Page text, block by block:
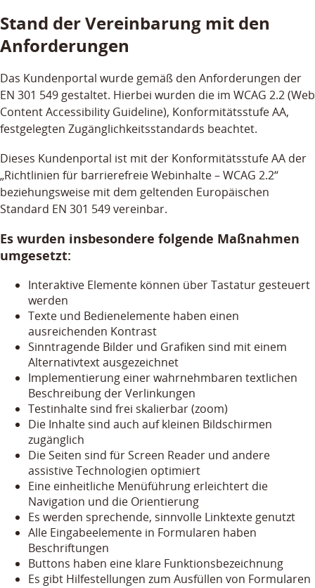
Stand der Vereinbarung mit den
Anforderungen
Das Kundenportal wurde gemäß den Anforderungen der
EN 301 549 gestaltet. Hierbei wurden die im WCAG 2.2 (Web
Content Accessibility Guideline), Konformitätsstufe AA,
festgelegten Zugänglichkeitsstandards beachtet.
Dieses Kundenportal ist mit der Konformitätsstufe AA der
„Richtlinien für barrierefreie Webinhalte – WCAG 2.2“
beziehungsweise mit dem geltenden Europäischen
Standard EN 301 549 vereinbar.
Es wurden insbesondere folgende Maßnahmen
umgesetzt:
Interaktive Elemente können über Tastatur gesteuert
werden
Texte und Bedienelemente haben einen
ausreichenden Kontrast
Sinntragende Bilder und Grafiken sind mit einem
Alternativtext ausgezeichnet
Implementierung einer wahrnehmbaren textlichen
Beschreibung der Verlinkungen
Testinhalte sind frei skalierbar (zoom)
Die Inhalte sind auch auf kleinen Bildschirmen
zugänglich
Die Seiten sind für Screen Reader und andere
assistive Technologien optimiert
Eine einheitliche Menüführung erleichtert die
Navigation und die Orientierung
Es werden sprechende, sinnvolle Linktexte genutzt
Alle Eingabeelemente in Formularen haben
Beschriftungen
Buttons haben eine klare Funktionsbezeichnung
Es gibt Hilfestellungen zum Ausfüllen von Formularen